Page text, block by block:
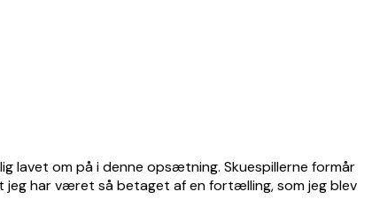
lavet om på i denne opsætning. Skuespillerne formår
jeg har været så betaget af en fortælling, som jeg blev